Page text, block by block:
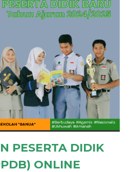
PESERTA DIDIK
ONLINE